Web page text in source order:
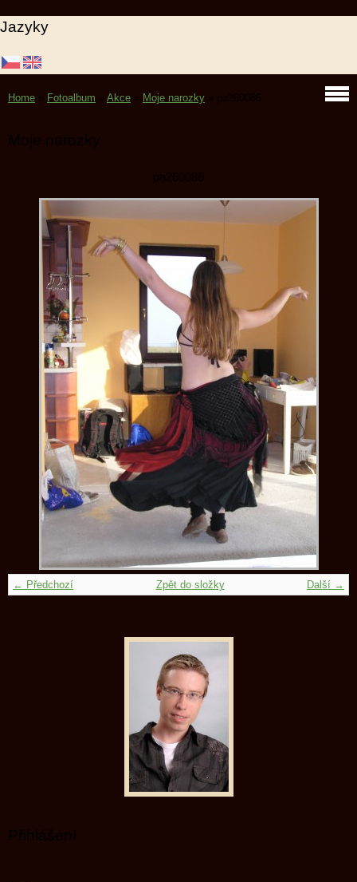
Jazyky
Home Fotoalbum Akce Moje narozky pa260086
Moje narozky
pa260086
← Předchozí Další →
Zpět do složky
Přihlášení